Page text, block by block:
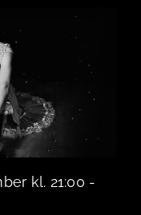
kl. 21:00 -